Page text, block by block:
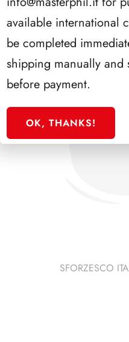
SFORZESCO
available international
be completed
shipping manually
before payment.
OK, THANKS!